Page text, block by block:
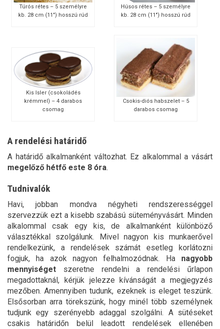
Túrós rétes – 5 személyre
kb. 28 cm (11″) hosszú rúd
Húsos rétes – 5 személyre
kb. 28 cm (11″) hosszú rúd
Kis Isler (csokoládés
krémmel) – 4 darabos
csomag
Csokis-diós habszelet – 5
darabos csomag
A rendelési határidő
A határidő alkalmanként változhat. Ez alkalommal a vásárt
megelőző hétfő este 8 óra.
Tudnivalók
Havi, jobban mondva négyheti rendszerességgel
szervezzük ezt a kisebb szabású süteményvásárt. Minden
alkalommal csak egy kis, de alkalmanként különböző
választékkal szolgálunk. Mivel nagyon kis munkaerővel
rendelkezünk, a rendelések számát esetleg korlátozni
fogjuk, ha azok nagyon felhalmozódnak. Ha nagyobb
mennyiséget szeretne rendelni a rendelési űrlapon
megadottaknál, kérjük jelezze kívánságát a megjegyzés
mezőben. Amennyiben tudunk, ezeknek is eleget teszünk.
Elsősorban arra törekszünk, hogy minél több személynek
tudjunk egy szerényebb adaggal szolgálni. A sütéseket
csakis határidőn belül leadott rendelések ellenében